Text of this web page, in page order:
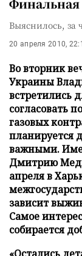
Финальная
Выяснилось, за
20 апреля 2010,
Во вторник
Украины
встретились
согласовать
газовых
планируется
важными.
Дмитрию
апреля в
зависит
Самое
собирается